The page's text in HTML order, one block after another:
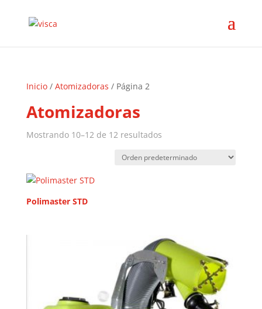
Inicio/ Atomizadoras / Página 2
Atomizadoras
Mostrando 10–12 de 12 resultados
Polimaster STD